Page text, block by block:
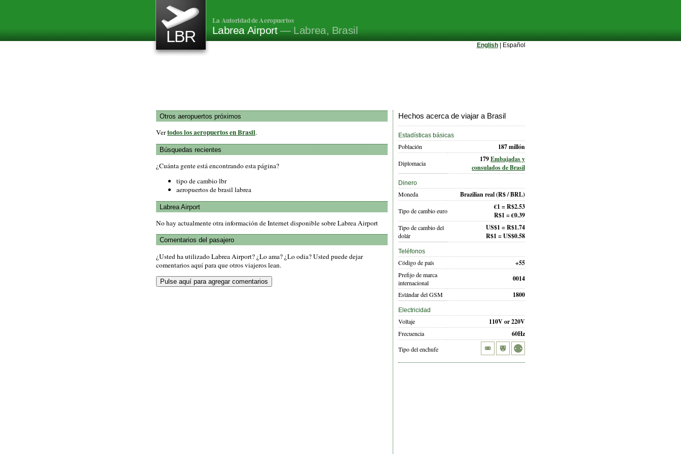
LBR
La Autoridad de Aeropuertos
Labrea Airport— Labrea, Brasil
English| Español
Otros aeropuertos próximos
Vertodos los aeropuertos en Brasil.
Búsquedas recientes
¿Cuánta gente está encontrando esta página?
tipo de cambio lbr
aeropuertos de brasil labrea
Labrea Airport
No hay actualmente otra información de Internet disponible sobre Labrea Airport
Comentarios del pasajero
¿Usted ha utilizado Labrea Airport? ¿Lo ama? ¿Lo odia? Usted puede dejar
comentarios aquí para que otros viajeros lean.
Hechos acerca de viajar a Brasil
Estadísticas básicas
Población 187 millón
Diplomacia 179Embajadas y
consulados de Brasil
Dinero
Moneda Brazilian real(R$ / BRL)
Tipo de cambio euro
€1 = R$2.53
R$1 = €0.39
Tipo de cambio del
dolár
US$1 = R$1.74
R$1 = US$0.58
Teléfonos
Código de país +55
Prefijo de marca
internacional
0014
Estándar del GSM 1800
Electricidad
Voltaje 110V or 220V
Frecuencia 60Hz
Tipo del enchufe